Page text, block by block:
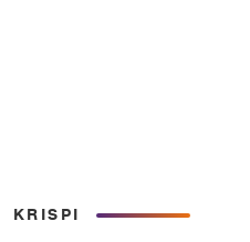
KRISPI